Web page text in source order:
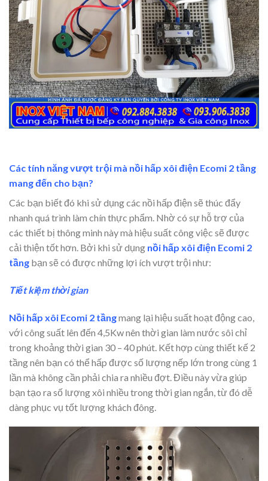
Các tính năng vượt trội mà nồi hấp xôi điện Ecomi 2 tầng
mang đến cho bạn?
Các bạn biết đó khi sử dụng các nồi hấp điện sẽ thúc đẩy
nhanh quá trình làm chín thực phẩm. Nhờ có sự hỗ trợ của
các thiết bị thông minh này mà hiệu suất công việc sẽ được
cải thiện tốt hơn. Bởi khi sử dụng nồi hấp xôi điện Ecomi 2
tầng bạn sẽ có được những lợi ích vượt trội như:
Tiết kiệm thời gian
Nồi hấp xôi Ecomi 2 tầngmang lại hiệu suất hoạt động cao,
với công suất lên đến 4,5Kw nên thời gian làm nước sôi chỉ
trong khoảng thời gian 30 – 40 phút. Kết hợp cùng thiết kế 2
tầng nên bạn có thể hấp được số lượng nếp lớn trong cùng 1
lần mà không cần phải chia ra nhiều đợt. Điều này vừa giúp
bạn tạo ra số lượng xôi nhiều trong thời gian ngắn, từ đó dễ
dàng phục vụ tốt lượng khách đông.